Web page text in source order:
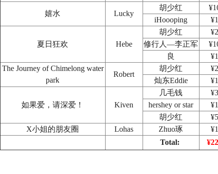
嬉水 Lucky
胡少红
iHoooping
夏日狂欢 Hebe
胡少红
修行人—李正军
良
The Journey of Chimelong water
park
Robert
胡少红
灿东Eddie
如果爱，请深爱！ Kiven
几毛钱
hershey or star
胡少红
X小姐的朋友圈
Lohas Zhuo琢
Total: